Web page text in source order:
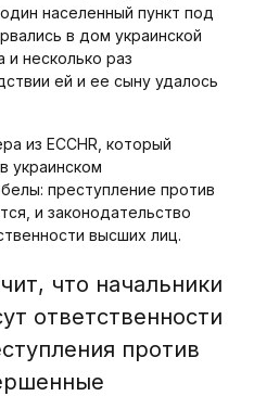
населенный пункт под
в дом украинской
несколько раз
ей и ее сыну удалось
из ECCHR, который
украинском
преступление против
и законодательство
высших лиц.
что начальники
ответственности
против